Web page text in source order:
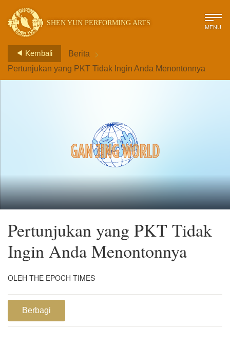
SHEN YUN PERFORMING ARTS MENU
Kembali Berita >
Pertunjukan yang PKT Tidak Ingin Anda Menontonnya
Pertunjukan yang PKT Tidak
Ingin Anda Menontonnya
OLEH THE EPOCH TIMES
Berbagi